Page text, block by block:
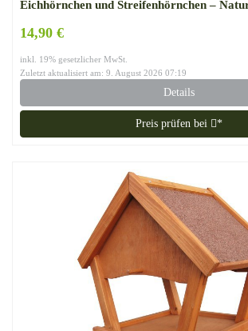
Eichhörnchen und Streifenhörnchen –
Fütterung – Unsere Spezial Futtermischung
14,90 €
inkl. 19% gesetzlicher MwSt.
Zuletzt aktualisiert am: 9. August 2026 07:19
Details
Preis prüfen bei *